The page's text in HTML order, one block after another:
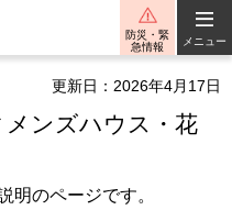
防災・緊
急情報
メニュー
更新日：2026年4月17日
メンズハウス・花
明のページです。